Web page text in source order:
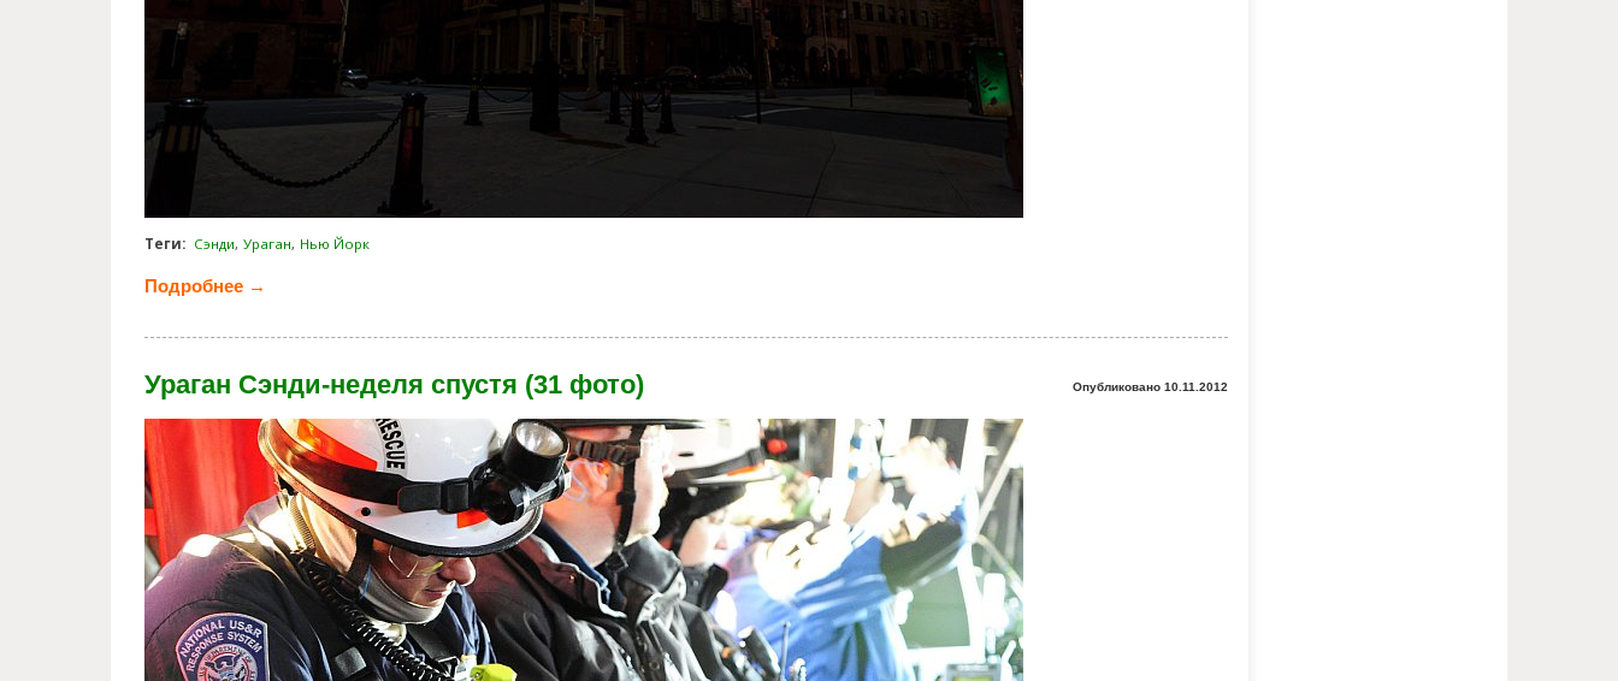
Теги: Сэнди Ураган Нью Йорк
Подробнее →
Ураган Сэнди-неделя спустя (31 фото) Опубликовано 10.11.2012
huricane_sandy_one_week_later.jpg